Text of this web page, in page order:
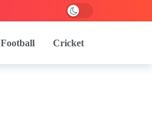
Football Cricket